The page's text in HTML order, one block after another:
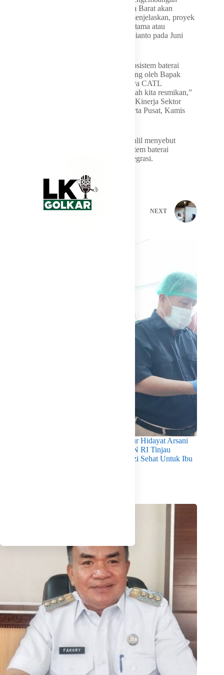
ekosistem baterai listrik di Karawang, Jawa Barat akan
diresmikan pada Semester I 2026. Bahlil menjelaskan, proyek
ini telah dimulai dengan peletakan batu pertama atau
grounbreaking oleh Presiden Prabowo Subianto pada Juni
“Hilirisasi khusus untuk hilirisasi nikel, ekosistem baterai
mobil yang tahun kemarin di groundbreaking oleh Bapak
Presiden Prabowo di Karawang yang punya CATL
direncanakan pada semester 1 2026 itu sudah kita resmikan,”
kata Bahlil dalam konferensi pers Capaian Kinerja Sektor
ESDM 2025 di Kementerian ESDM, Jakarta Pusat, Kamis
Dengan beroperasinya pabrik tersebut, Bahlil menyebut
Indonesia akan memiliki dua pabrik ekosistem baterai
kendaraan listrik berbasis nikel yang terintegrasi.
PREVIOUS NEXT
Pastikan Kualitas Gizi Terpenuhi, Gubernur Hidayat Arsani
Dampingi Mendukbangga/Kepala BKKBN RI Tinjau
Layanan Program MBG 3B Wujudkan Gizi Sehat Untuk Ibu